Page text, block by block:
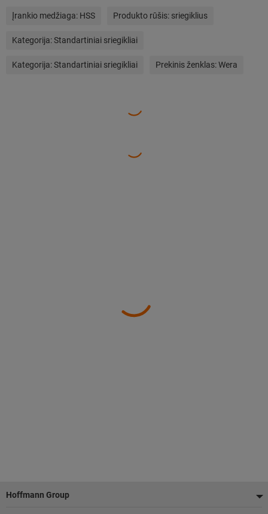
Įrankio medžiaga: HSS Produkto rūšis: sriegiklius
Kategorija:Standartiniai sriegikliai
Kategorija:Standartiniai sriegikliai Prekinis ženklas:Wera
Poraštė
Hoffmann Group